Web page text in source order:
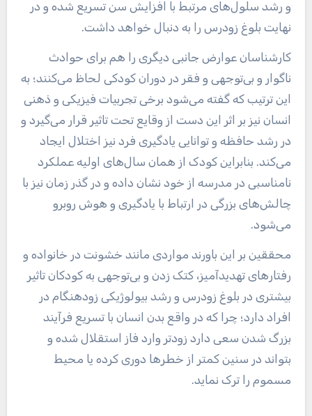
و رشد سلول‌های مرتبط با افزایش سن تسریع شده و در
نهایت بلوغ زودرس را به دنبال خواهد داشت.
کارشناسان عوارض جانبی دیگری را هم برای حوادث
ناگوار و بی‌توجهی و فقر در دوران کودکی لحاظ می‌کنند؛ به
این ترتیب که گفته می‌شود برخی تجربیات فیزیکی و ذهنی
انسان نیز بر اثر این دست از وقایع تحت تاثیر قرار می‌گیرد و
در رشد حافظه و توانایی یادگیری فرد نیز اختلال ایجاد
می‌کند. بنابراین کودک از همان سال‌های اولیه عملکرد
نامناسبی در مدرسه از خود نشان داده و در گذر زمان نیز با
چالش‌های بزرگی در ارتباط با یادگیری و هوش روبرو
می‌شود.
محققین بر این باورند مواردی مانند خشونت در خانواده و
رفتارهای تهدیدآمیز، کتک زدن و بی‌توجهی به کودکان تاثیر
بیشتری در بلوغ زودرس و رشد بیولوژیکی زودهنگام در
افراد دارد؛ چرا که در واقع بدن انسان با تسریع فرآیند
بزرگ شدن سعی دارد زودتر وارد فاز استقلال شده و
بتواند در سنین کمتر از خطرها دوری کرده یا محیط
مسموم را ترک نماید.